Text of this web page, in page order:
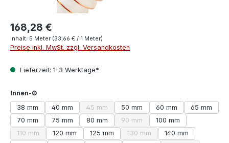
168,28 €
Inhalt: 5 Meter (33,66 € / 1 Meter)
Preise inkl. MwSt. zzgl. Versandkosten
Lieferzeit: 1-3 Werktage*
Innen-Ø
38 mm
40 mm 45 mm
(Diese Option ist zurzeit nicht verfügbar.)
50 mm 60 mm
65 mm
70 mm
75 mm 80 mm 90 mm
(Diese Option ist zurzeit nicht
100 mm
110 mm
(Diese Option ist zurzeit nicht verfügbar.)
120 mm 125 mm 130 mm
(Diese Option ist zurzeit nicht
140 mm